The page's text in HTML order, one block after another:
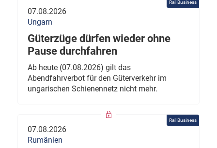
Rail Business
07.08.2026
Ungarn
Güterzüge dürfen wieder ohne
Pause durchfahren
Ab heute (07.08.2026) gilt das
Abendfahrverbot für den Güterverkehr im
ungarischen Schienennetz nicht mehr.
Rail Business
07.08.2026
Rumänien